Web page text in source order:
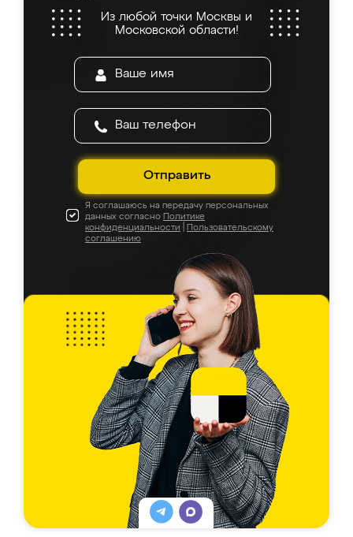
Из любой точки Москвы и
Московской области!
Отправить
Я соглашаюсь на передачу персональных
данных согласно Политике
конфиденциальности
Пользовательскому
соглашению